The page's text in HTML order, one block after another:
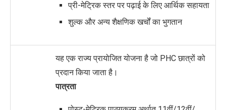
प्री-मेट्रिक स्तर पर पढ़ाई के लिए आर्थिक सहायता
शुल्क और अन्य शैक्षणिक खर्चों का भुगतान
यह एक राज्य प्रायोजित योजना है जो PHC छात्रों को
प्रदान किया जाता है।
पात्रता